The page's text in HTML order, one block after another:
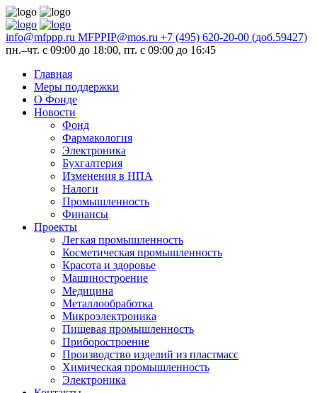
info@mfppp.ru MFPPIP@mos.ru +7 (495) 620-20-00 (доб.59427)
пн.–чт. с 09:00 до 18:00, пт. с 09:00 до 16:45
Главная
Меры поддержки
О Фонде
Новости
Фонд
Фармакология
Электроника
Бухгалтерия
Изменения в НПА
Налоги
Промышленность
Финансы
Проекты
Легкая промышленность
Косметическая промышленность
Красота и здоровье
Машиностроение
Медицина
Металлообработка
Микроэлектроника
Пищевая промышленность
Приборостроение
Производство изделий из пластмасс
Химическая промышленность
Электроника